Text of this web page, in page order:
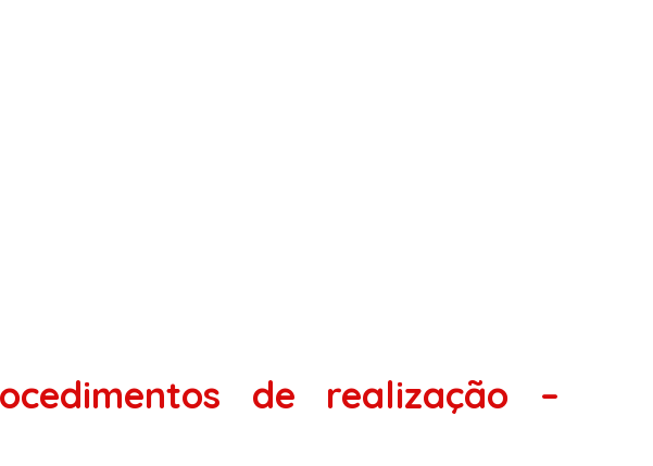
de realização –